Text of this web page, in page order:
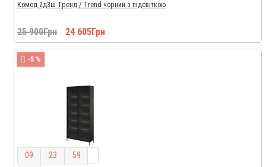
Комод 2д3ш Тренд / Trend чорний з підсвіткою
25 900Грн 24 605Грн
-5 %
09 23 59